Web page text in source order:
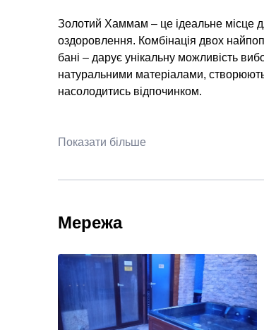
Золотий Хаммам – це ідеальне місце
оздоровлення. Комбінація двох
бані – дарує унікальну можливість
натуральними матеріалами,
насолодитись відпочинком.
Показати більше
Мережа